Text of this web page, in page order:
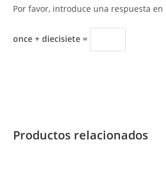
Por favor, introduce una respuesta en
once + diecisiete =
Productos relacionados